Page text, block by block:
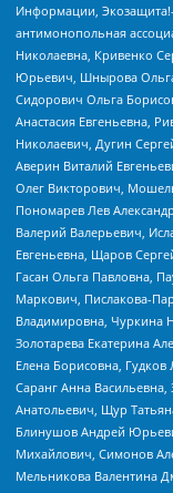
Информации,
антимонопольная
Николаевна, Кривенко
Юрьевич, Шнырова
Сидорович Ольга
Анастасия Евгеньевна,
Николаевич, Дугин
Аверин Виталий
Олег Викторович,
Пономарев Лев
Валерий Валерьевич,
Евгеньевна, Щаров
Гасан Ольга Павловна,
Маркович, Пислакова-
Владимировна, Чуркина
Золотарева Екатерина
Елена Борисовна,
Саранг Анна Васильевна,
Анатольевич, Щур
Блинушов Андрей
Михайлович, Симонов
Мельникова Валентина